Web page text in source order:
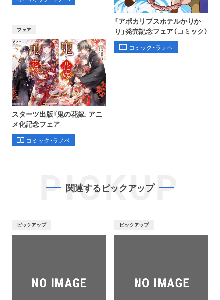
フェア
スターツ出版『鬼の花嫁』アニ
メ化記念フェア
コミック・ラノベ
「アポカリプスホテルかりか
り」発売記念フェア（コミック）
コミック・ラノベ
PICKUP
関連するピックアップ
ピックアップ ピックアップ